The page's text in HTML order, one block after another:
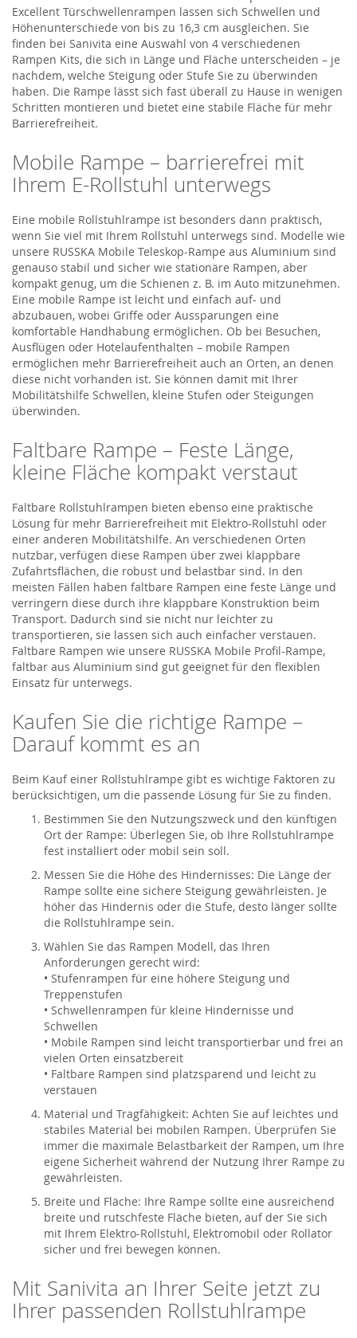
Excellent Türschwellenrampen lassen sich Schwellen und
Höhenunterschiede von bis zu 16,3 cm ausgleichen. Sie
finden bei Sanivita eine Auswahl von 4 verschiedenen
Rampen Kits, die sich in Länge und Fläche unterscheiden – je
nachdem, welche Steigung oder Stufe Sie zu überwinden
haben. Die Rampe lässt sich fast überall zu Hause in wenigen
Schritten montieren und bietet eine stabile Fläche für mehr
Barrierefreiheit.
Mobile Rampe – barrierefrei mit
Ihrem E-Rollstuhl unterwegs
Eine mobile Rollstuhlrampe ist besonders dann praktisch,
wenn Sie viel mit Ihrem Rollstuhl unterwegs sind. Modelle wie
unsere RUSSKA Mobile Teleskop-Rampe aus Aluminium sind
genauso stabil und sicher wie stationäre Rampen, aber
kompakt genug, um die Schienen z. B. im Auto mitzunehmen.
Eine mobile Rampe ist leicht und einfach auf- und
abzubauen, wobei Griffe oder Aussparungen eine
komfortable Handhabung ermöglichen. Ob bei Besuchen,
Ausflügen oder Hotelaufenthalten – mobile Rampen
ermöglichen mehr Barrierefreiheit auch an Orten, an denen
diese nicht vorhanden ist. Sie können damit mit Ihrer
Mobilitätshilfe Schwellen, kleine Stufen oder Steigungen
überwinden.
Faltbare Rampe – Feste Länge,
kleine Fläche kompakt verstaut
Faltbare Rollstuhlrampen bieten ebenso eine praktische
Lösung für mehr Barrierefreiheit mit Elektro-Rollstuhl oder
einer anderen Mobilitätshilfe. An verschiedenen Orten
nutzbar, verfügen diese Rampen über zwei klappbare
Zufahrtsflächen, die robust und belastbar sind. In den
meisten Fällen haben faltbare Rampen eine feste Länge und
verringern diese durch ihre klappbare Konstruktion beim
Transport. Dadurch sind sie nicht nur leichter zu
transportieren, sie lassen sich auch einfacher verstauen.
Faltbare Rampen wie unsere RUSSKA Mobile Profil-Rampe,
faltbar aus Aluminium sind gut geeignet für den flexiblen
Einsatz für unterwegs.
Kaufen Sie die richtige Rampe –
Darauf kommt es an
Beim Kauf einer Rollstuhlrampe gibt es wichtige Faktoren zu
berücksichtigen, um die passende Lösung für Sie zu finden.
Bestimmen Sie den Nutzungszweck und den künftigen
Ort der Rampe: Überlegen Sie, ob Ihre Rollstuhlrampe
fest installiert oder mobil sein soll.
Messen Sie die Höhe des Hindernisses: Die Länge der
Rampe sollte eine sichere Steigung gewährleisten. Je
höher das Hindernis oder die Stufe, desto länger sollte
die Rollstuhlrampe sein.
Wählen Sie das Rampen Modell, das Ihren
Anforderungen gerecht wird:
• Stufenrampen für eine höhere Steigung und
Treppenstufen
• Schwellenrampen für kleine Hindernisse und
Schwellen
• Mobile Rampen sind leicht transportierbar und frei an
vielen Orten einsatzbereit
• Faltbare Rampen sind platzsparend und leicht zu
verstauen
Material und Tragfähigkeit: Achten Sie auf leichtes und
stabiles Material bei mobilen Rampen. Überprüfen Sie
immer die maximale Belastbarkeit der Rampen, um Ihre
eigene Sicherheit während der Nutzung Ihrer Rampe zu
gewährleisten.
Breite und Fläche: Ihre Rampe sollte eine ausreichend
breite und rutschfeste Fläche bieten, auf der Sie sich
mit Ihrem Elektro-Rollstuhl, Elektromobil oder Rollator
sicher und frei bewegen können.
Mit Sanivita an Ihrer Seite jetzt zu
Ihrer passenden Rollstuhlrampe